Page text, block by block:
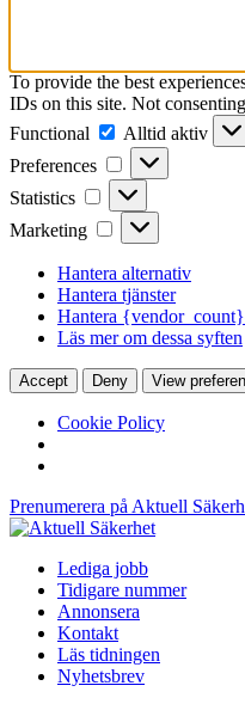
To provide the best
IDs on this site. Not
Functional
Functional
Alltid aktiv
Preferences
Preferences
Statistics Statistics
Marketing Marketing
Hantera alternativ
Hantera tjänster
Hantera
Läs mer om dessa syften
Accept Deny View
Cookie Policy
Prenumerera på Aktuell
Lediga jobb
Tidigare nummer
Annonsera
Kontakt
Läs tidningen
Nyhetsbrev